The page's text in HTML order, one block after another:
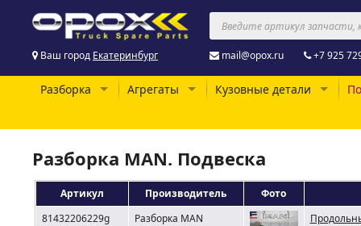
Ваш город Екатеринбург mail@opox.ru +7 925
Разборка Агрегаты Кузовные детали
Разборка MAN. Подвеска
Артикул Производитель
Фото
81432206229g
Разборка MAN